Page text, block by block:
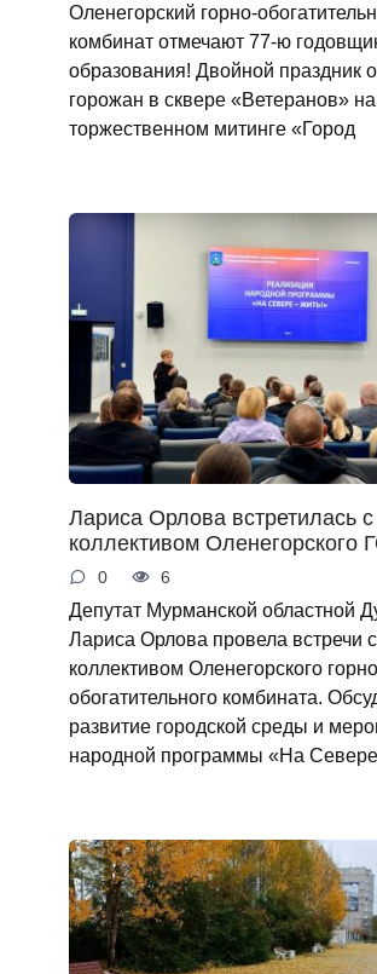
Оленегорский
комбинат отмечают 77‑ю
образования! Двойной праздник
горожан в сквере «Ветеранов» на
торжественном митинге «Город
Лариса Орлова встретилась с
коллективом Оленегорского
0 6
Депутат Мурманской областной
Лариса Орлова провела встречи с
коллективом Оленегорского
обогатительного комбината.
развитие городской среды и
народной программы «На